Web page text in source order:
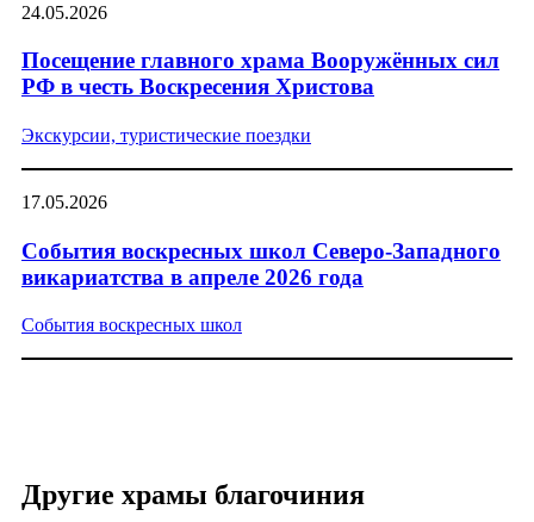
24.05.2026
Посещение главного храма Вооружённых сил
РФ в честь Воскресения Христова
Экскурсии, туристические поездки
17.05.2026
События воскресных школ Северо-Западного
викариатства в апреле 2026 года
События воскресных школ
Другие храмы благочиния